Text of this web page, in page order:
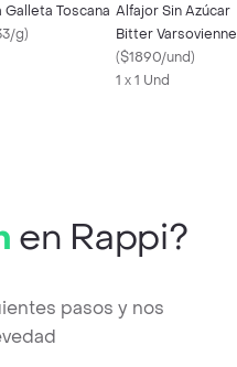
Galleta Toscana
g)
Alfajor Sin Azúcar
Bitter Varsovienne
($1890/und)
1 x 1 Und
en Rappi?
pasos y nos